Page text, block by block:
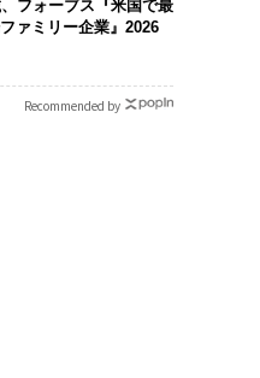
はなく「10
をつくる─
〜決断する人
【MUFG×ウ
フォーブス『米国で最
ァミリー企業』2026
Recommended by